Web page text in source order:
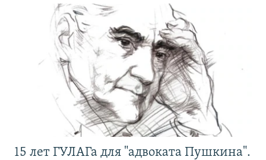
15 лет ГУЛАГа для "адвоката Пушкина".